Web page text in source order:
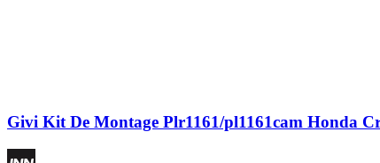
Givi Kit De Montage Plr1161/pl1161cam Honda